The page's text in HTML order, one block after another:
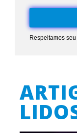
Respeitamos